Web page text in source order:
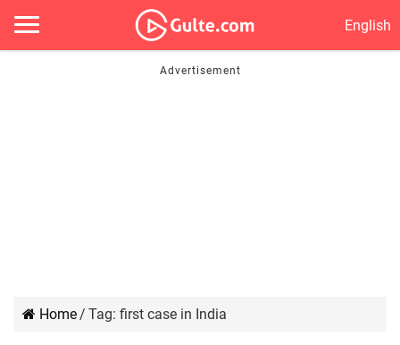
English
Home/ Tag: first case in India